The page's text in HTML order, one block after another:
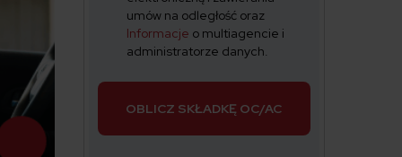
umów na odległość oraz
Informacje o multiagencie i
administratorze danych.
OBLICZ SKŁADKĘ OC/AC